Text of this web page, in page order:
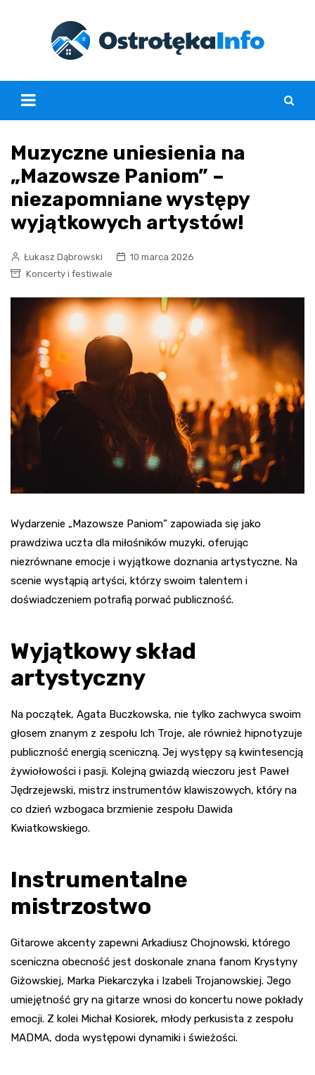
Muzyczne uniesienia na
„Mazowsze Paniom” –
niezapomniane występy
wyjątkowych artystów!
Łukasz Dąbrowski
10 marca 2026
Koncerty i festiwale
Wydarzenie „Mazowsze Paniom” zapowiada się jako
prawdziwa uczta dla miłośników muzyki, oferując
niezrównane emocje i wyjątkowe doznania artystyczne. Na
scenie wystąpią artyści, którzy swoim talentem i
doświadczeniem potrafią porwać publiczność.
Wyjątkowy skład
artystyczny
Na początek, Agata Buczkowska, nie tylko zachwyca swoim
głosem znanym z zespołu Ich Troje, ale również hipnotyzuje
publiczność energią sceniczną. Jej występy są kwintesencją
żywiołowości i pasji. Kolejną gwiazdą wieczoru jest Paweł
Jędrzejewski, mistrz instrumentów klawiszowych, który na
co dzień wzbogaca brzmienie zespołu Dawida
Kwiatkowskiego.
Instrumentalne
mistrzostwo
Gitarowe akcenty zapewni Arkadiusz Chojnowski, którego
sceniczna obecność jest doskonale znana fanom Krystyny
Giżowskiej, Marka Piekarczyka i Izabeli Trojanowskiej. Jego
umiejętność gry na gitarze wnosi do koncertu nowe pokłady
emocji. Z kolei Michał Kosiorek, młody perkusista z zespołu
MADMA, doda występowi dynamiki i świeżości.